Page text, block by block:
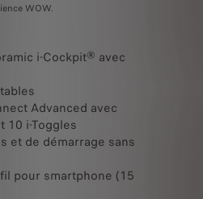
WOW.
i-Cockpit® avec
Advanced avec
10 i-Toggles
et de démarrage sans
pour smartphone (15